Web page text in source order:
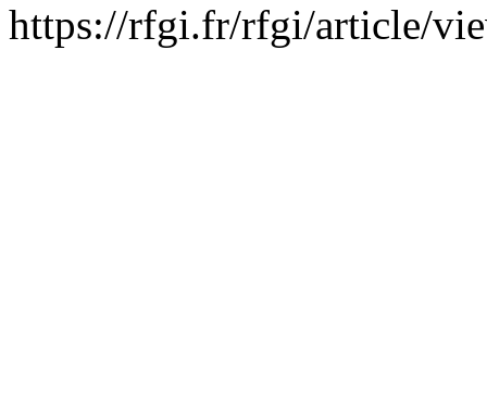
https://rfgi.fr/rfgi/article/